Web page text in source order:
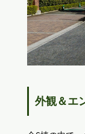
外観＆エ